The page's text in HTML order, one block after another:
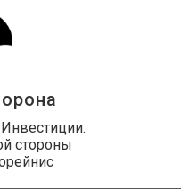
стороны